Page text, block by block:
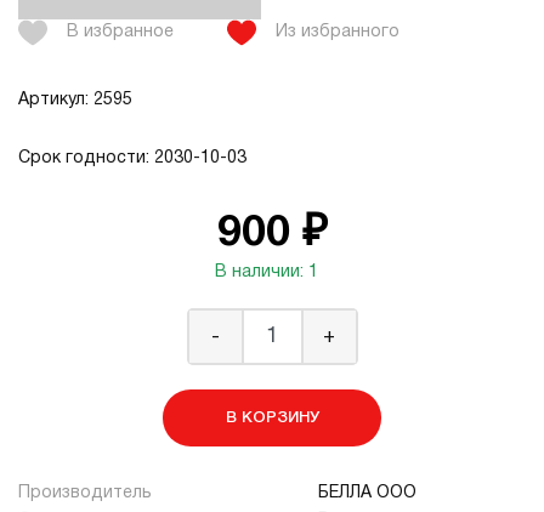
В избранное Из избранного
Артикул: 2595
Срок годности: 2030-10-03
900 ₽
В наличии: 1
- +
В КОРЗИНУ
Производитель
БЕЛЛА ООО